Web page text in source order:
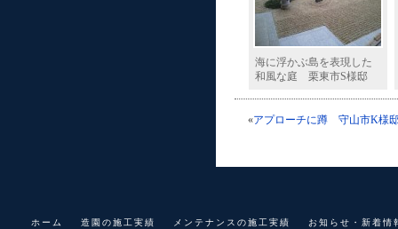
海に浮かぶ島を表現した
和風な庭 栗東市S様邸
«アプローチに蹲 守山市K様
ホーム 造園の施工実績 メンテナンスの施工実績
お知らせ・新着情